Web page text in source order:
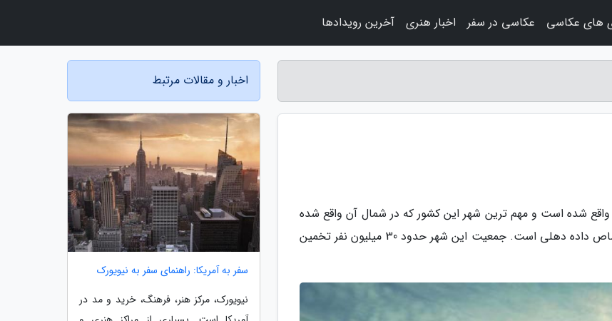
شده است و مهم ترین شهر این کشور که در شمال آن واقع شده
است و حدود 1500 متر مربع از کشور هند را به خود اختصاص داده دهلی است. جمعیت این شهر حدود 30 میلیون نفر تخمین
اخبار و مقالات مرتبط
سفر به آمریکا: راهنمای سفر به نیویورک
نیویورک، مرکز هنر، فرهنگ، خرید و مد در
های عکاسی عکاسی در سفر اخبار هنری آخرین رویدادها